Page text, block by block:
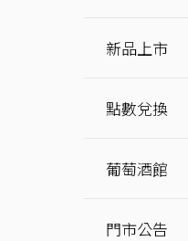
新品上市
點數兌換
葡萄酒館
門市公告